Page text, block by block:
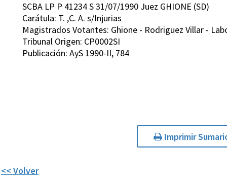
SCBA LP P 41234 S 31/07/1990 Juez GHIONE (SD)
Carátula: T. ,C. A. s/Injurias
Magistrados Votantes: Ghione - Rodriguez Villar -
Tribunal Origen: CP0002SI
Publicación: AyS 1990-II, 784
Imprimir
<< Volver